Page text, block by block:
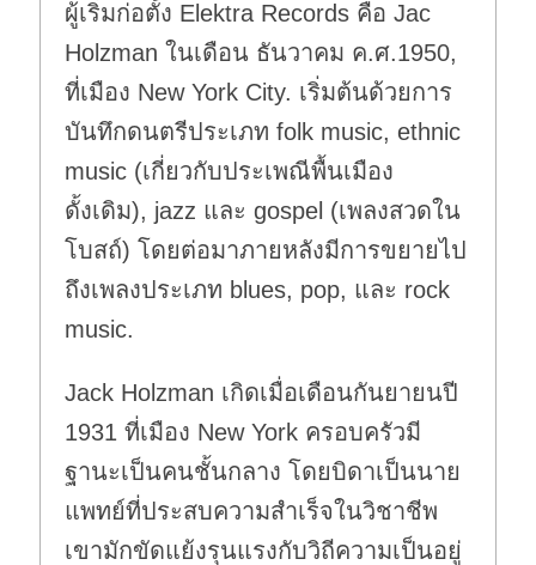
ผู้เริ่มก่อตั้ง Elektra Records คือ Jac
Holzman ในเดือน ธันวาคม ค.ศ.1950,
ที่เมือง New York City. เริ่มต้นด้วยการ
บันทึกดนตรีประเภท folk music, ethnic
music (เกี่ยวกับประเพณีพื้นเมือง
ดั้งเดิม), jazz และ gospel (เพลงสวดใน
โบสถ์) โดยต่อมาภายหลังมีการขยายไป
ถึงเพลงประเภท blues, pop, และ rock
music.
Jack Holzman เกิดเมื่อเดือนกันยายนปี
1931 ที่เมือง New York ครอบครัวมี
ฐานะเป็นคนชั้นกลาง โดยบิดาเป็นนาย
แพทย์ที่ประสบความสำเร็จในวิชาชีพ
เขามักขัดแย้งรุนแรงกับวิถีความเป็นอยู่